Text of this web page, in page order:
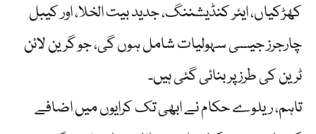
کھڑکیاں، ایئر کنڈیشننگ، جدید بیت الخلا، اور کیبل
چارجرز جیسی سہولیات شامل ہوں گی، جو گرین لائن
ٹرین کی طرز پر بنائی گئی ہیں۔
تاہم، ریلوے حکام نے ابھی تک کرایوں میں اضافے